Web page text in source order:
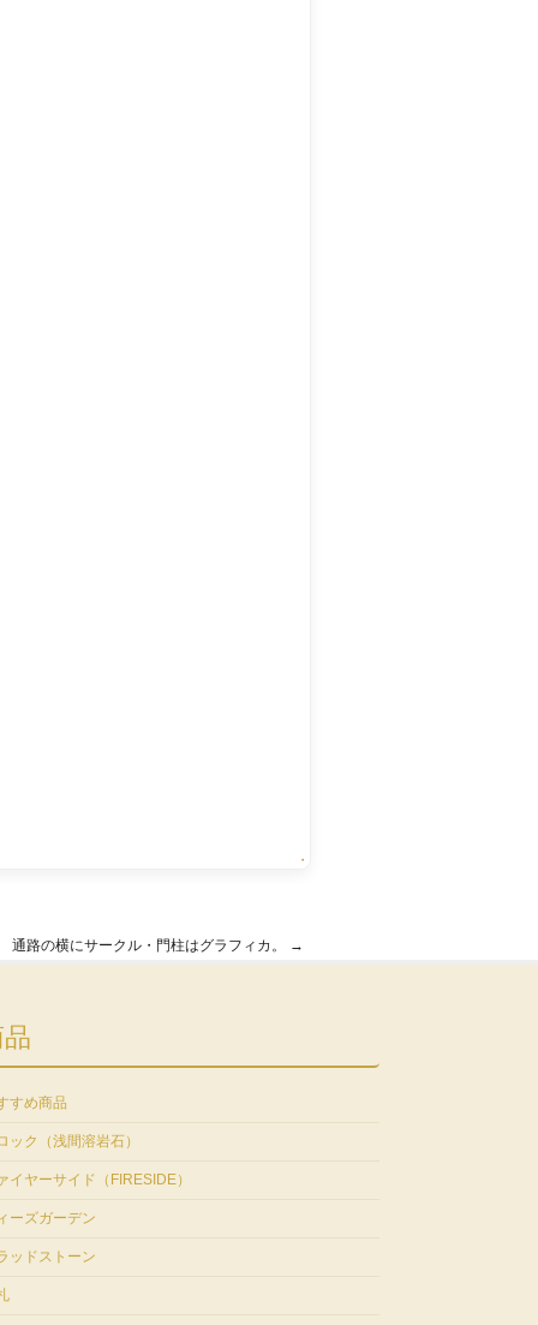
・
通路の横にサークル・門柱はグラフィカ。 →
すめ商品
ック（浅間溶岩石）
イヤーサイド（FIRESIDE）
ーズガーデン
ッドストーン